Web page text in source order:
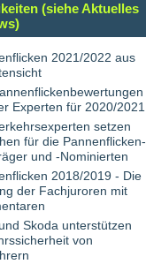
(siehe Aktuelles
2021/2022 aus
Experten für 2020/2021
setzen
für die Pannenflicken-
und -Nominierten
2018/2019 - Die
der Fachjuroren mit
Skoda unterstützen
von